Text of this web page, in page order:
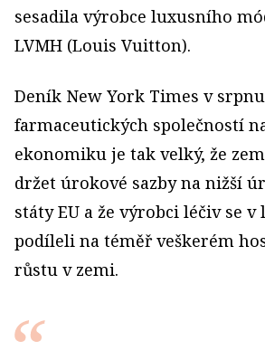
sesadila výrobce luxusního
LVMH (Louis Vuitton).
Deník New York Times v
farmaceutických společností
ekonomiku je tak velký, že
držet úrokové sazby na nižší
státy EU a že výrobci léčiv se
podíleli na téměř veškerém
růstu v zemi.